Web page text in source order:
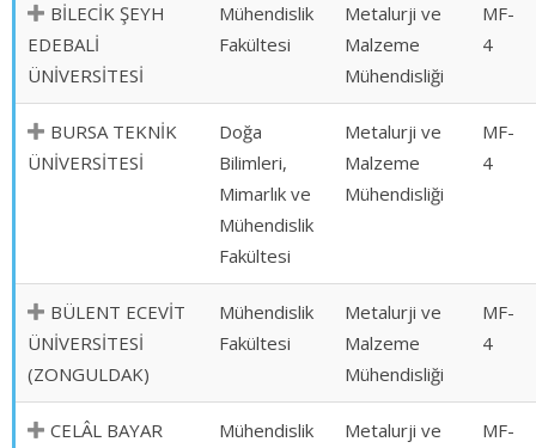
BİLECİK ŞEYH
EDEBALİ
ÜNİVERSİTESİ
Mühendislik
Fakültesi
Metalurji ve
Malzeme
Mühendisliği
MF-
4
BURSA TEKNİK
ÜNİVERSİTESİ
Doğa
Bilimleri,
Mimarlık ve
Mühendislik
Fakültesi
Metalurji ve
Malzeme
Mühendisliği
MF-
4
BÜLENT ECEVİT
ÜNİVERSİTESİ
(ZONGULDAK)
Mühendislik
Fakültesi
Metalurji ve
Malzeme
Mühendisliği
MF-
4
CELÂL BAYAR
Mühendislik
Metalurji ve
MF-